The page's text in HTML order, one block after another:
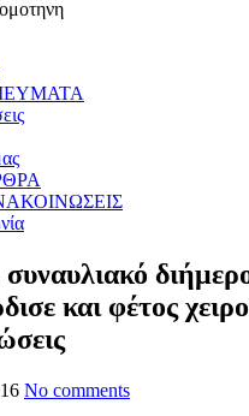
και φέτος
No comments